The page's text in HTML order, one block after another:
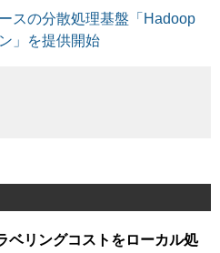
スの分散処理基盤「Hadoop
」を提供開始
ベリングコストをローカル処